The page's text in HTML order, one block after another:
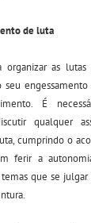
de luta
organizar as
seu
É
qualquer
cumprindo o
ferir a
que se